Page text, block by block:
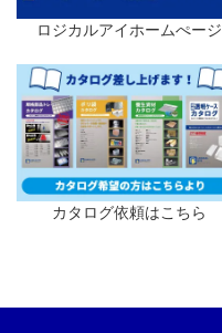
ロジカルアイホームぺージ
カタログ依頼はこちら